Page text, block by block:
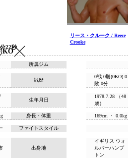
العربية
KO
22秒
リース・クルーク / Reece
Crooke
所属ジム
戦歴
0戦 0勝(0KO) 0
敗 0分
生年月日
1978.7.28 （48
歳）
身長・体重 169cm ・ 0.0kg
ファイトスタイル
出身地
イギリス ウォ
ルバーハンプ
トン